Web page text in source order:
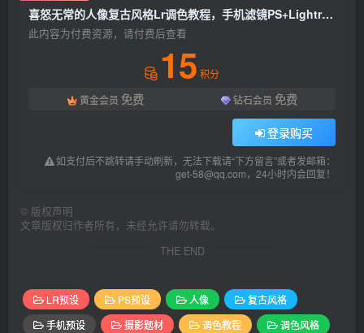
喜怒无常的人像复古风格Lr调色教程，手机滤镜PS+Lightroom预设下载！
此内容为付费资源，请付费后查看
15 积分
黄金会员 免费 钻石会员 免费
登录购买
如支付后不跳转请手动刷新，无法下载请“下方留言”或者发邮箱：
get-58@qq.com，24小时内会回复！
© 版权声明
文章版权归作者所有，未经允许请勿转载。
THE END
LR预设 PS预设 人像
复古风格
手机预设
摄影题材 调色教程
调色风格